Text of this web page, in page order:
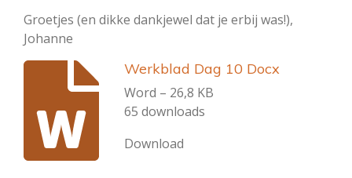
Groetjes (en dikke dankjewel dat je erbij was!),
Johanne
Werkblad Dag 10 Docx
Word – 26,8 KB
65 downloads
Download